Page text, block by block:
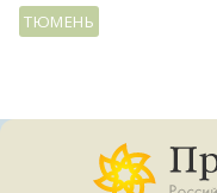
ТЮМЕНЬ